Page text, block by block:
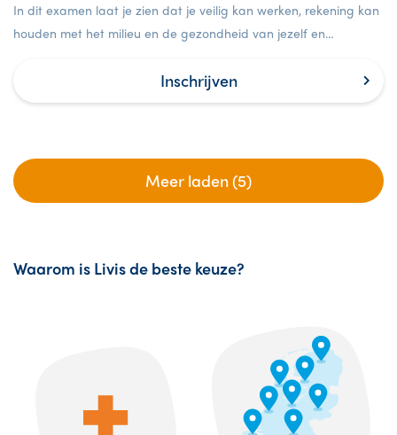
In dit examen laat je zien dat je veilig kan werken, rekening kan
houden met het milieu en de gezondheid van jezelf en
Inschrijven
Meer laden (5)
Waarom is Livis de beste keuze?